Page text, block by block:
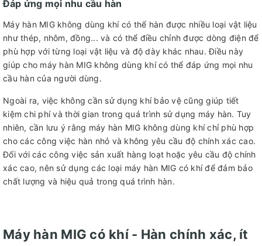
Đáp ứng mọi nhu cầu hàn
Máy hàn MIG không dùng khí có thể hàn được nhiều loại vật liệu
như thép, nhôm, đồng... và có thể điều chỉnh được dòng điện để
phù hợp với từng loại vật liệu và độ dày khác nhau. Điều này
giúp cho máy hàn MIG không dùng khí có thể đáp ứng mọi nhu
cầu hàn của người dùng.
Ngoài ra, việc không cần sử dụng khí bảo vệ cũng giúp tiết
kiệm chi phí và thời gian trong quá trình sử dụng máy hàn. Tuy
nhiên, cần lưu ý rằng máy hàn MIG không dùng khí chỉ phù hợp
cho các công việc hàn nhỏ và không yêu cầu độ chính xác cao.
Đối với các công việc sản xuất hàng loạt hoặc yêu cầu độ chính
xác cao, nên sử dụng các loại máy hàn MIG có khí để đảm bảo
chất lượng và hiệu quả trong quá trình hàn.
Máy hàn MIG có khí - Hàn chính xác, ít